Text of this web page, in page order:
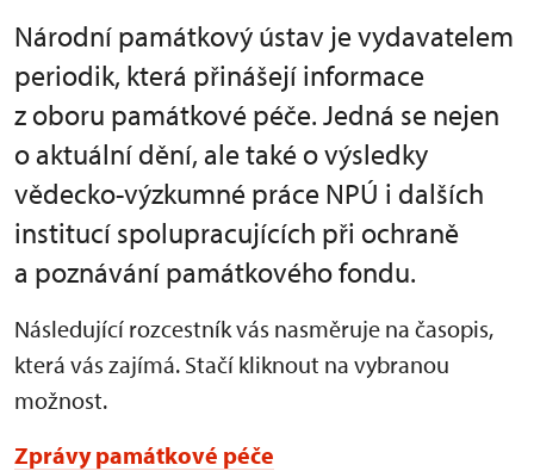
Národní památkový ústav je vydavatelem
periodik, která přinášejí informace
z oboru památkové péče. Jedná se nejen
o aktuální dění, ale také o výsledky
vědecko-výzkumné práce NPÚ i dalších
institucí spolupracujících při ochraně
a poznávání památkového fondu.
Následující rozcestník vás nasměruje na časopis,
která vás zajímá. Stačí kliknout na vybranou
možnost.
Zprávy památkové péče